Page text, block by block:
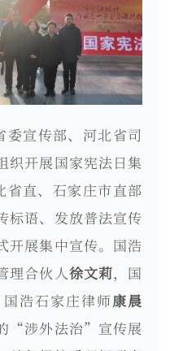
委宣传部、河北省司
织开展国家宪法日集
省直、石家庄市直部
标语、发放普法宣传
开展集中宣传。国浩
理合伙人徐文莉，国
国浩石家庄律师康晨
“涉外法治”宣传展